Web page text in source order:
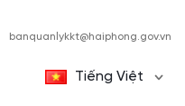
banquanlykkt@haiphong.gov.vn
Tiếng Việt